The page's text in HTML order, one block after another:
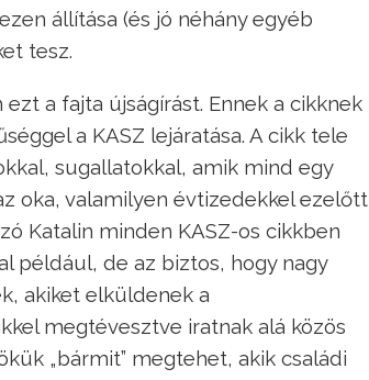
állítása (és jó néhány egyéb
tesz.
a fajta újságírást. Ennek a cikknek
a KASZ lejáratása. A cikk tele
sugallatokkal, amik mind egy
oka, valamilyen évtizedekkel ezelőtt
Katalin minden KASZ-os cikkben
például, de az biztos, hogy nagy
akiket elküldenek a
megtévesztve iratnak alá közös
„bármit” megtehet, akik családi